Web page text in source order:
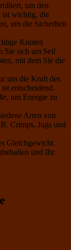
um den
ist wichtig, die
um die Sicherheit
Knoten
Sie sich am Seil
mit dem Sie die
um die Kraft des
entscheidend.
um Energie zu
Arten von
Crimps, Jugs und
Gleichgewicht.
und Ihr